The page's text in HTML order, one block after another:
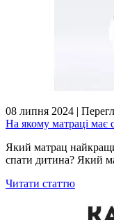
08 липня 2024 |
На якому матраці має
Який матрац
спати дитина? Який
Читати статтю